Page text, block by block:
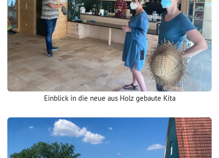
Einblick in die neue aus Holz gebaute Kita